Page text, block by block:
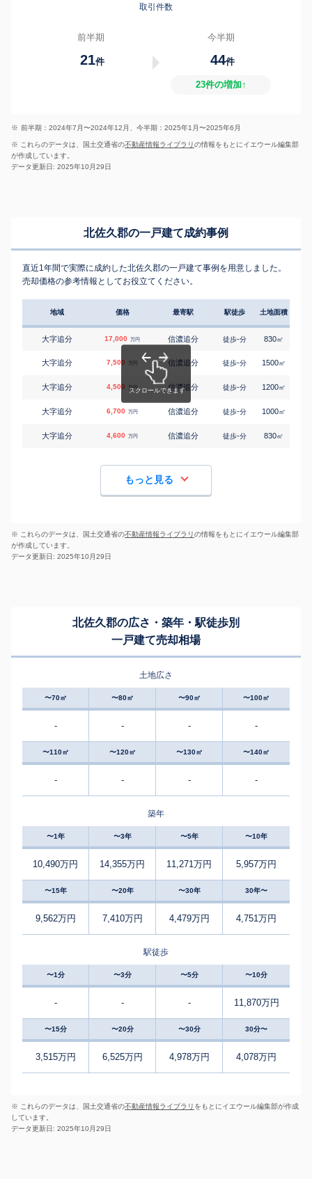
取引件数
前半期
21件
今半期
44件
23件の増加↑
※ 前半期：2024年7月〜2024年12月、今半期：2025年1月〜2025年6月
※ これらのデータは、国土交通省の不動産情報ライブラリの情報をもとにイエウール編集部
が作成しています。
データ更新日: 2025年10月29日
北佐久郡の一戸建て成約事例
直近1年間で実際に成約した北佐久郡の一戸建て事例を用意しました。
売却価格の参考情報としてお役立てください。
地域 価格 最寄駅 駅徒歩 土地面積
大字追分 17,000 万円 信濃追分 徒歩-分 830㎡
大字追分 7,500 万円 信濃追分 徒歩-分 1500㎡
大字追分 4,500 万円 信濃追分 徒歩-分 1200㎡
大字追分 6,700 万円 信濃追分 徒歩-分 1000㎡
大字追分 4,600 万円 信濃追分 徒歩-分 830㎡
もっと見る
※ これらのデータは、国土交通省の不動産情報ライブラリの情報をもとにイエウール編集部
が作成しています。
データ更新日: 2025年10月29日
北佐久郡の広さ・築年・駅徒歩別
一戸建て売却相場
土地広さ
〜70㎡ 〜80㎡ 〜90㎡ 〜100㎡
- - - -
〜110㎡ 〜120㎡ 〜130㎡ 〜140㎡
- - - -
築年
〜1年 〜3年 〜5年 〜10年
10,490万円 14,355万円 11,271万円 5,957万円
〜15年 〜20年 〜30年 30年〜
9,562万円 7,410万円 4,479万円 4,751万円
駅徒歩
〜1分 〜3分 〜5分 〜10分
- - - 11,870万円
〜15分 〜20分 〜30分 30分〜
3,515万円 6,525万円 4,978万円 4,078万円
※ これらのデータは、国土交通省の不動産情報ライブラリ をもとにイエウール編集部が作成
しています。
データ更新日: 2025年10月29日